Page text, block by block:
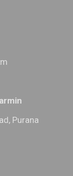
Purana